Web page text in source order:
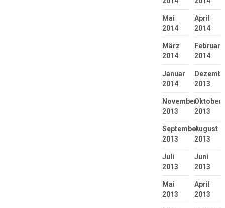
Mai
2014
April
2014
März
2014
Februar
2014
Januar
2014
2013
November
2013
Oktober
2013
September
2013
August
2013
Juli
2013
Juni
2013
Mai
2013
April
2013